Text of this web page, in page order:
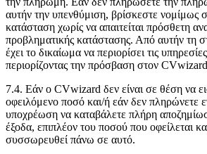
αυτήν την υπενθύμιση, βρίσκεστε νομίμως
κατάσταση χωρίς να απαιτείται πρόσθετη
προβληματικής κατάστασης. Από αυτήν τη
έχει το δικαίωμα να περιορίσει τις
περιορίζοντας την πρόσβαση στον
7.4. Εάν ο CVwizard δεν είναι σε θέση να
οφειλόμενο ποσό και/ή εάν δεν πληρώνετε
υποχρέωση να καταβάλετε πλήρη
έξοδα, επιπλέον του ποσού που οφείλεται
συσσωρευθεί πάνω σε αυτό.